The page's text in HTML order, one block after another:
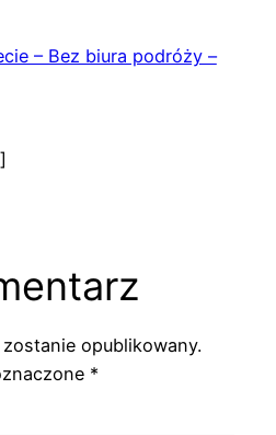
– Bez biura podróży –
opublikowany.
*